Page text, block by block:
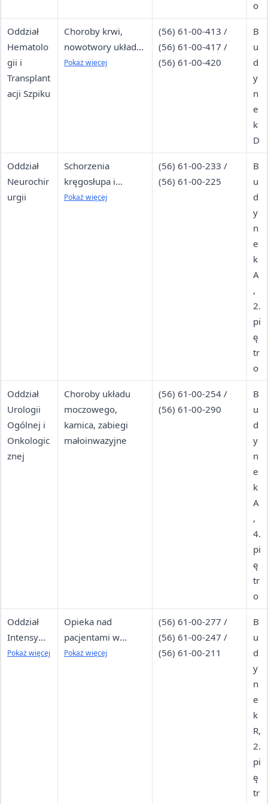
o
Oddział
Hematolo
gii i
Transplant
acji Szpiku
Choroby krwi,
nowotwory układu
krwiotwórczego,
Pokaż więcej
(56) 61-00-413 /
(56) 61-00-417 /
(56) 61-00-420
B
u
d
y
n
e
k
D
Oddział
Neurochir
urgii
Schorzenia
kręgosłupa i
mózgu: urazowe,
Pokaż więcej
(56) 61-00-233 /
(56) 61-00-225
B
u
d
y
n
e
k
A
,
2.
pi
ę
tr
o
Oddział
Urologii
Ogólnej i
Onkologic
znej
Choroby układu
moczowego,
kamica, zabiegi
małoinwazyjne
(56) 61-00-254 /
(56) 61-00-290
B
u
d
y
n
e
k
A
,
4.
pi
ę
tr
o
Oddział
Intensywn
ej Terapii
Pokaż więcej
Opieka nad
pacjentami w
stanie
Pokaż więcej
(56) 61-00-277 /
(56) 61-00-247 /
(56) 61-00-211
B
u
d
y
n
e
k
R,
2.
pi
ę
tr